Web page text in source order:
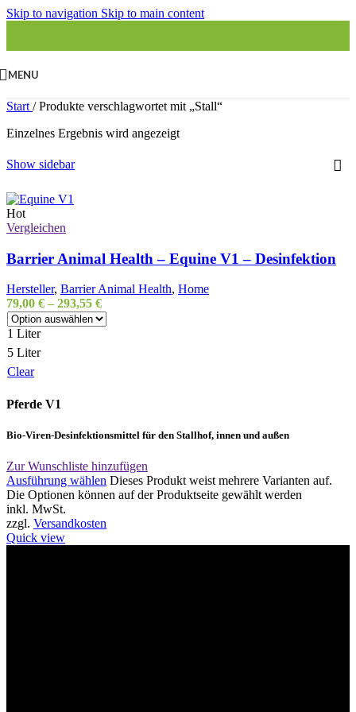
Skip to navigation Skip to main content
MENU
Start / Produkte verschlagwortet mit „Stall“
Einzelnes Ergebnis wird angezeigt
Show sidebar
Hot
Vergleichen
Barrier Animal Health – Equine V1 – Desinfektion
Hersteller, Barrier Animal Health, Home
79,00 € – 293,55 €
1 Liter
5 Liter
Clear
Pferde V1
Bio-Viren-Desinfektionsmittel für den Stallhof, innen und außen
Zur Wunschliste hinzufügen
Ausführung wählen Dieses Produkt weist mehrere Varianten auf.
Die Optionen können auf der Produktseite gewählt werden
inkl. MwSt.
zzgl. Versandkosten
Quick view